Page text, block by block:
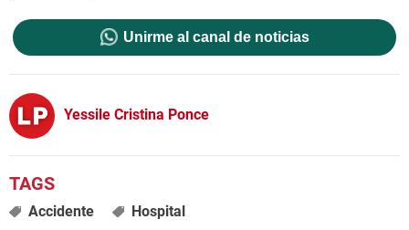
Unirme al canal de noticias
Yessile Cristina Ponce
Accidente Hospital